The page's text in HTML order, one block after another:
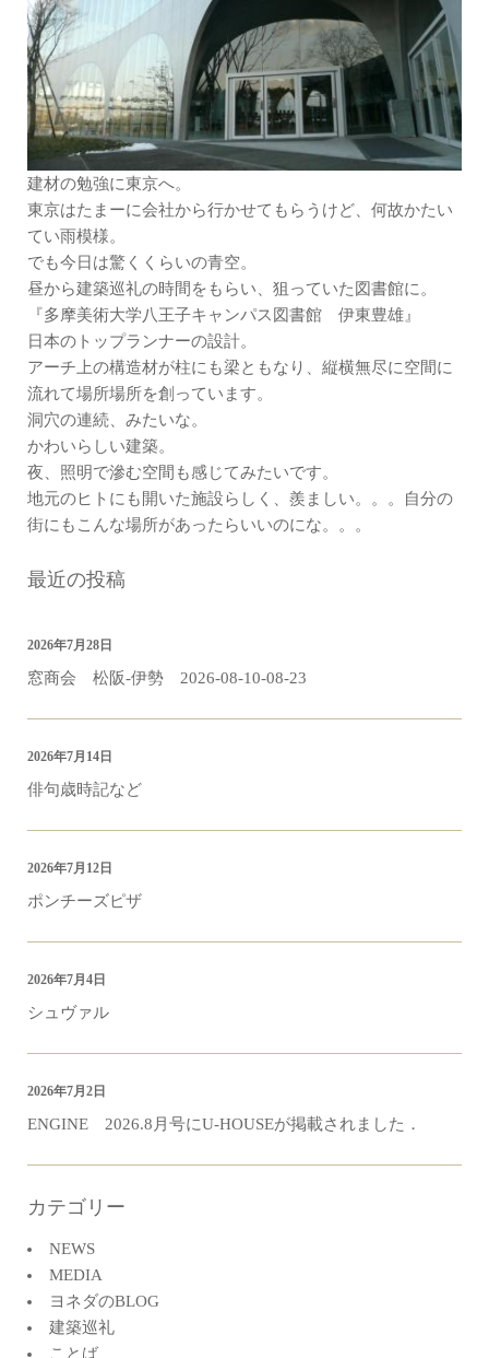
建材の勉強に東京へ。
東京はたまーに会社から行かせてもらうけど、何故かたい
てい雨模様。
でも今日は驚くくらいの青空。
昼から建築巡礼の時間をもらい、狙っていた図書館に。
『多摩美術大学八王子キャンパス図書館 伊東豊雄』
日本のトップランナーの設計。
アーチ上の構造材が柱にも梁ともなり、縦横無尽に空間に
流れて場所場所を創っています。
洞穴の連続、みたいな。
かわいらしい建築。
夜、照明で滲む空間も感じてみたいです。
地元のヒトにも開いた施設らしく、羨ましい。。。自分の
街にもこんな場所があったらいいのにな。。。
最近の投稿
窓商会 松阪-伊勢 2026-08-10-08-23
2026年7月28日
俳句歳時記など
2026年7月14日
ポンチーズピザ
2026年7月12日
シュヴァル
2026年7月4日
ENGINE 2026.8月号にU-HOUSEが掲載されました．
2026年7月2日
カテゴリー
NEWS
MEDIA
ヨネダのBLOG
建築巡礼
ことば